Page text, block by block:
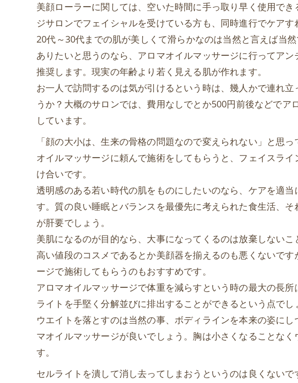
美顔ローラーに関しては、空いた時間に手っ取り早く使用で
ジサロンでフェイシャルを受けている方も、同時進行でケアす
20代～30代までの肌が美しくて滑らかなのは当然と言えば当
ありたいと思うのなら、アロマオイルマッサージに行ってア
推奨します。現実の年齢より若く見える肌が作れます。
お一人で訪問するのは気が引けるという時は、幾人かで連れ
うか？大概のサロンでは、費用なしでとか500円前後などでア
しています。
「顔の大小は、生来の骨格の問題なので変えられない」と思
オイルマッサージに頼んで施術をしてもらうと、フェイスラ
け合いです。
透明感のある若い時代の肌をものにしたいのなら、ケアを適
す。質の良い睡眠とバランスを最優先に考えられた食生活、
が肝要でしょう。
美肌になるのが目的なら、大事になってくるのは放棄しない
高い値段のコスメであるとか美顔器を揃えるのも悪くないで
ージで施術してもらうのもおすすめです。
アロマオイルマッサージで体重を減らすという時の最大の長
ライトを手堅く分解並びに排出することができるという点でし
ウエイトを落とすのは当然の事、ボディラインを本来の姿に
マオイルマッサージが良いでしょう。胸は小さくなることな
す。
セルライトを潰して消し去ってしまおうというのは良くない